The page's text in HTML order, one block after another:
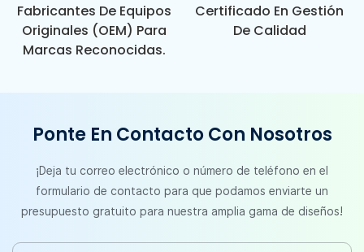
Fabricantes De Equipos
Originales (OEM) Para
Marcas Reconocidas.
Certificado En Gestión
De Calidad
Ponte En Contacto Con Nosotros
¡Deja tu correo electrónico o número de teléfono en el
formulario de contacto para que podamos enviarte un
presupuesto gratuito para nuestra amplia gama de diseños!